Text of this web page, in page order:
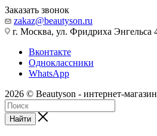
Заказать звонок
zakaz@beautyson.ru
г. Москва, ул. Фридриха Энгельса
Вконтакте
Одноклассники
WhatsApp
2026 © Beautyson - интернет-магазин
Найти